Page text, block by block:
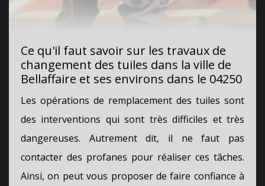
Ce qu'il faut savoir sur les travaux de
changement des tuiles dans la ville de
Bellaffaire et ses environs dans le 04250
Les opérations de remplacement des tuiles sont
des interventions qui sont très difficiles et très
dangereuses. Autrement dit, il ne faut pas
contacter des profanes pour réaliser ces tâches.
Ainsi, on peut vous proposer de faire confiance à